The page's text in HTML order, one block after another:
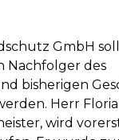
GmbH
Nachfolger des
bisherigen
Herr
wird vorerst